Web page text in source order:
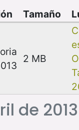
de 2013
Tamaño
2 MB